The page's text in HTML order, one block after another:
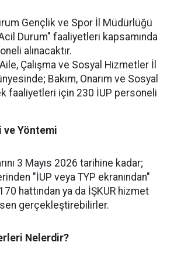
Gençlik ve Spor İl Müdürlüğü
Durum" faaliyetleri kapsamında
alınacaktır.
Çalışma ve Sosyal Hizmetler İl
Bakım, Onarım ve Sosyal
faaliyetleri için 230 İUP personeli
ve Yöntemi
3 Mayıs 2026 tarihine kadar;
"İUP veya TYP ekranından"
hattından ya da İŞKUR hizmet
gerçekleştirebilirler.
Nelerdir?